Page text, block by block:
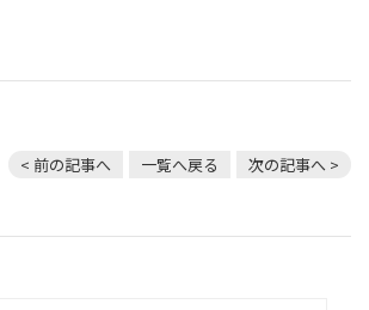
< 前の記事へ 一覧へ戻る 次の記事へ >